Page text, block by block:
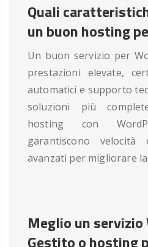
Quali
un buon hosting
Un buon servizio per
prestazioni elevate,
automatici e supporto
soluzioni più
hosting con
garantiscono
avanzati per migliorare
Meglio un
Gestito o hosting